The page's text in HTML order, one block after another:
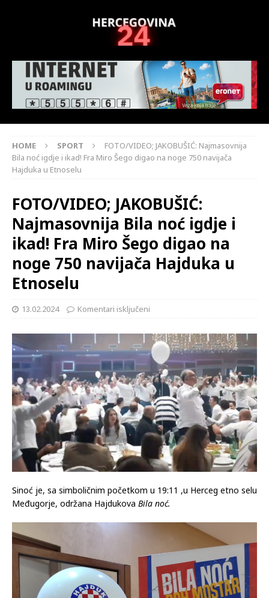
HOME SPORT
FOTO/VIDEO; JAKOBUŠIĆ: Najmasovnija
Bila noć igdje i ikad! Fra Miro Šego digao na noge 750 navijača
Hajduka u Etnoselu
FOTO/VIDEO; JAKOBUŠIĆ:
Najmasovnija Bila noć igdje i
ikad! Fra Miro Šego digao na
noge 750 navijača Hajduka u
Etnoselu
13.02.2024 Komentari isključeni
Sinoć je, sa simboličnim početkom u 19:11 ,u Herceg etno selu
Međugorje, održana Hajdukova Bila noć.